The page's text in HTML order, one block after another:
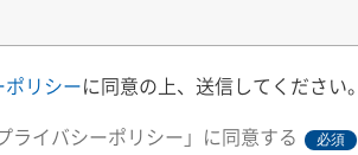
リシーに同意の上、送信してください。
イバシーポリシー」に同意する 必須